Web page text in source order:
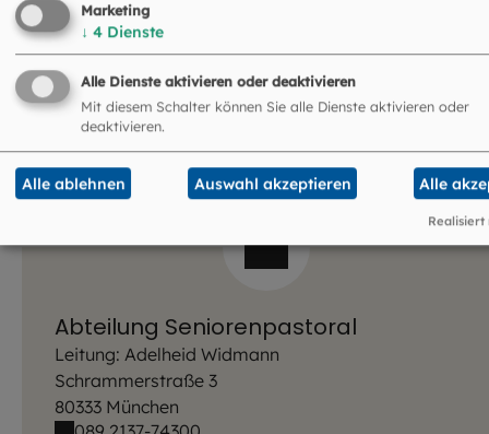
... qualifiziert für die Seelsorge in Altenheimen und auf
gemeindlicher Ebene.
Informationen:Fort- und Weiterbildung Freising
Abteilung Seniorenpastoral
Leitung: Adelheid Widmann
Schrammerstraße 3
80333 München
Marketing
↓ 4 Dienste
Alle Dienste aktivieren oder deaktivieren
Mit diesem Schalter können Sie alle Dienste aktivieren oder
deaktivieren.
Alle ablehnen Auswahl akzeptieren Alle
Realisiert